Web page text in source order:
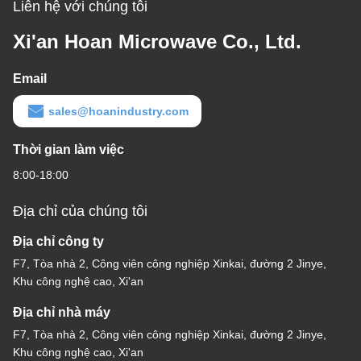
Liên hệ với chúng tôi
Xi'an Hoan Microwave Co., Ltd.
Email
sales@hoanindustry.com
Thời gian làm việc
8:00-18:00
Địa chỉ của chúng tôi
Địa chỉ công ty
F7, Tòa nhà 2, Công viên công nghiệp Xinkai, đường 2 Jinye,
Khu công nghệ cao, Xi'an
Địa chỉ nhà máy
F7, Tòa nhà 2, Công viên công nghiệp Xinkai, đường 2 Jinye,
Khu công nghệ cao, Xi'an